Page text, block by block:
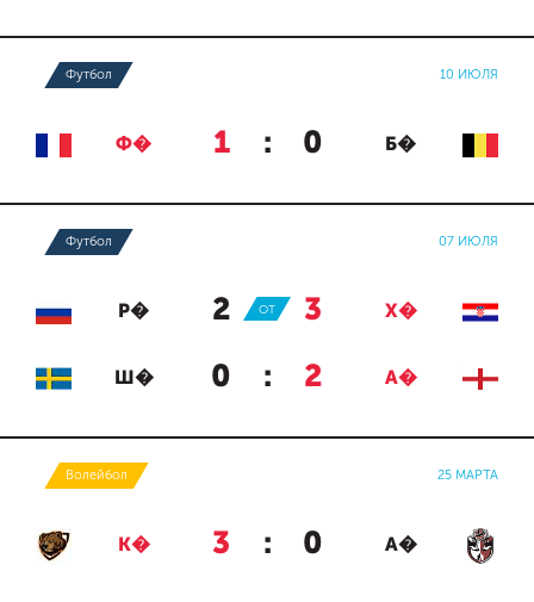
Футбол 10 ИЮЛЯ
Ф� 1 : 0 Б�
Футбол 07 ИЮЛЯ
Р� 2 : 3 Х�
ОТ
Ш� 0 : 2 А�
Волейбол 25 МАРТА
К� 3 : 0 А�